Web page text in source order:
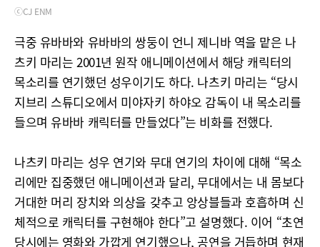
ⓒCJ ENM
극중 유바바와 유바바의 쌍둥이 언니 제니바 역을 맡은 나
츠키 마리는 2001년 원작 애니메이션에서 해당 캐릭터의
목소리를 연기했던 성우이기도 하다. 나츠키 마리는 “당시
지브리 스튜디오에서 미야자키 하야오 감독이 내 목소리를
들으며 유바바 캐릭터를 만들었다”는 비화를 전했다.
나츠키 마리는 성우 연기와 무대 연기의 차이에 대해 “목소
리에만 집중했던 애니메이션과 달리, 무대에서는 내 몸보다
거대한 머리 장치와 의상을 갖추고 앙상블들과 호흡하며 신
체적으로 캐릭터를 구현해야 한다”고 설명했다. 이어 “초연
당시에는 영화와 가깝게 연기했으나, 공연을 거듭하며 현재